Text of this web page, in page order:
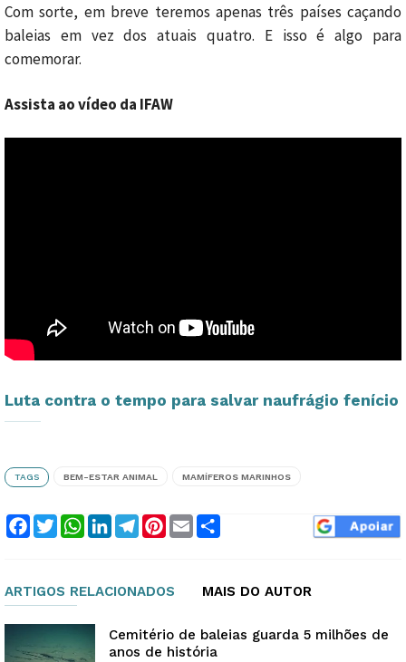
Com sorte, em breve teremos apenas três países caçando
baleias em vez dos atuais quatro. E isso é algo para
comemorar.
Assista ao vídeo da IFAW
Luta contra o tempo para salvar naufrágio fenício
TAGS BEM-ESTAR ANIMAL MAMÍFEROS MARINHOS
Facebook
TwitterWhatsApp
LinkedInTelegram
Pinterest
Email
ARTIGOS RELACIONADOS MAIS DO AUTOR
Cemitério de baleias guarda 5 milhões de
anos de história